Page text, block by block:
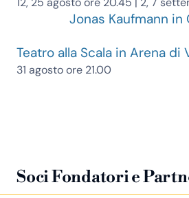
Jonas Kaufmann
Teatro alla Scala in Arena di
31 agosto ore 21.00
Soci Fondatori e